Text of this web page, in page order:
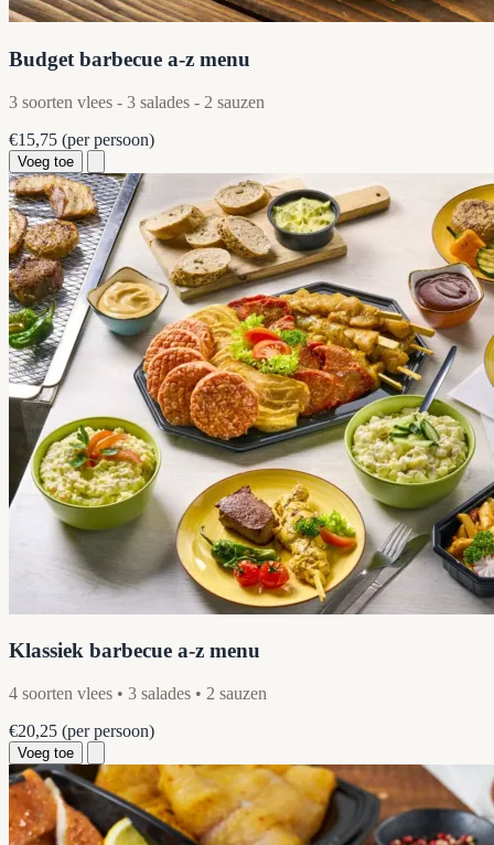
Budget barbecue a-z menu
3 soorten vlees - 3 salades - 2 sauzen
€15,75 (per persoon)
Voeg toe
Klassiek barbecue a-z menu
4 soorten vlees • 3 salades • 2 sauzen
€20,25 (per persoon)
Voeg toe